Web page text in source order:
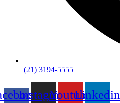
(21) 3194-5555
InstagramYoutubeLinkedin